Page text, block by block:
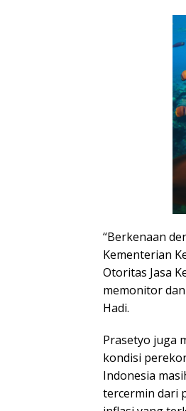
“Berkenaan
Kementerian
Otoritas Jasa
memonitor
Hadi.
Prasetyo juga
kondisi
Indonesia
tercermin dari